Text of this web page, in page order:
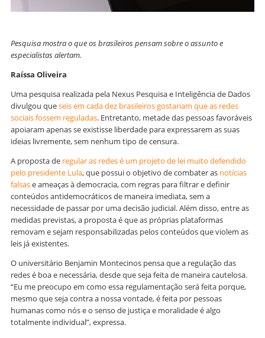
Pesquisa mostra o que os brasileiros pensam sobre o assunto e
especialistas alertam.
Raíssa Oliveira
Uma pesquisa realizada pela Nexus Pesquisa e Inteligência de Dados
divulgou queseis em cada dez brasileiros gostariam que as redes
sociais fossem reguladas. Entretanto, metade das pessoas favoráveis
apoiaram apenas se existisse liberdade para expressarem as suas
ideias livremente, sem nenhum tipo de censura.
A proposta de regular as redes é um projeto de lei muito defendido
pelo presidente Lula, que possui o objetivo de combater as notícias
falsase ameaças à democracia, com regras para filtrar e definir
conteúdos antidemocráticos de maneira imediata, sem a
necessidade de passar por uma decisão judicial. Além disso, entre as
medidas previstas, a proposta é que as próprias plataformas
removam e sejam responsabilizadas pelos conteúdos que violem as
leis já existentes.
O universitário Benjamin Montecinos pensa que a regulação das
redes é boa e necessária, desde que seja feita de maneira cautelosa.
“Eu me preocupo em como essa regulamentação será feita porque,
mesmo que seja contra a nossa vontade, é feita por pessoas
humanas como nós e o senso de justiça e moralidade é algo
totalmente individual”, expressa.